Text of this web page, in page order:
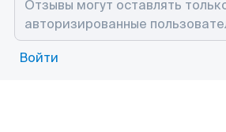
Войти